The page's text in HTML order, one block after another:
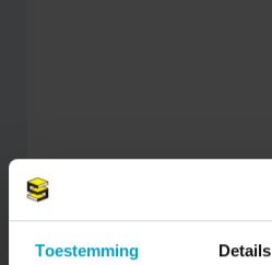
Toestemming Details